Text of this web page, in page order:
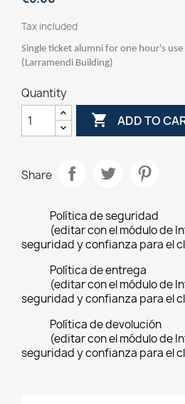
Tax included
Single ticket alumni for one hour's
(Larramendi Building)
Quantity
 ADD TO
Share
Política de seguridad
(editar con el módulo de
seguridad y confianza para el
Política de entrega
(editar con el módulo de
seguridad y confianza para el
Política de devolución
(editar con el módulo de
seguridad y confianza para el